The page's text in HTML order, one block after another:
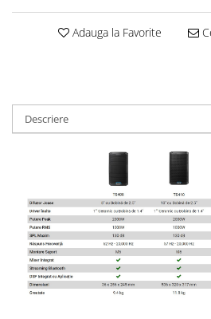
Adauga la Favorite
Descriere